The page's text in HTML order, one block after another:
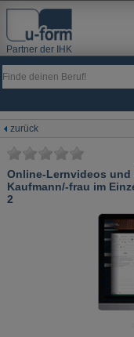
Partner der IHK
zurück
Online-Lernvideos
Kaufmann/-frau im
2